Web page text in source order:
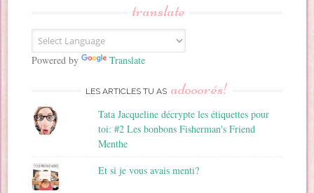
E
m
a
translate
Powered by Translate
LES ARTICLES TU AS adooorés!
Tata Jacqueline décrypte les étiquettes pour
toi: #2 Les bonbons Fisherman's Friend
Menthe
Et si je vous avais menti?